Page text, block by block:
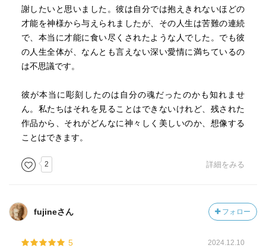
謝したいと思いました。彼は自分では抱えきれないほどの
才能を神様から与えられましたが、その人生は苦難の連続
で、本当に才能に食い尽くされたような人でした。でも彼
の人生全体が、なんとも言えない深い愛情に満ちているの
は不思議です。
彼が本当に彫刻したのは自分の魂だったのかも知れませ
ん。私たちはそれを見ることはできないけれど、残された
作品から、それがどんなに神々しく美しいのか、想像する
ことはできます。
2 詳細をみる
fujineさん フォロー
5 2024.12.10